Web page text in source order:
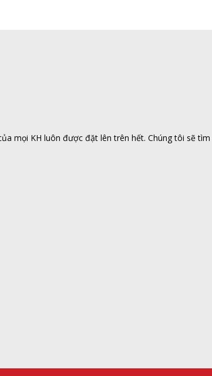
mọi KH luôn được đặt lên trên hết. Chúng tôi sẽ